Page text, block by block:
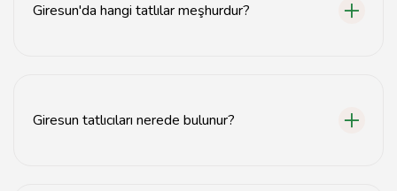
Giresun'da hangi tatlılar meşhurdur?
Giresun tatlıcıları nerede bulunur?